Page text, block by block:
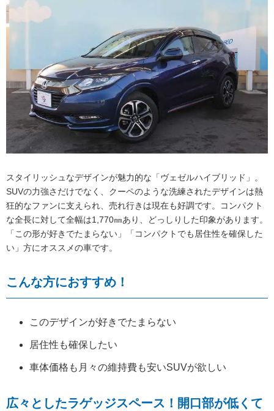
在庫と価格
スタイリッシュなデザインが魅力的な「ヴェゼルハイブリッド」。
SUVの力強さだけでなく、クーペのような洗練されたデザインは熱
狂的なファンに支えられ、売れ行きは現在も好調です。コンパクト
な全長に対して全幅は1,770㎜あり、どっしりした印象があります。
「この形が好きでたまらない」「コンパクトでも居住性を確保した
い」方にオススメの車です。
こんな方におすすめ！
このデザインが好きでたまらない
居住性も確保したい
車体価格も月々の維持費も安いSUVが欲しい
広々としたラゲッジスペース！開口部が低くて